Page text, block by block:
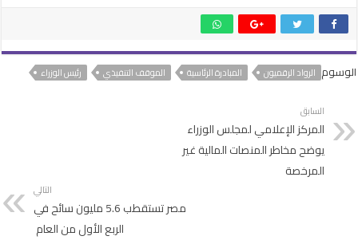
الوسوم الرواد الرقميون المبادرة الرئاسية الموقف التنفيذي رئيس الوزراء
السابق
المركز الإعلامي لمجلس الوزراء
يوضح مخاطر المنصات المالية غير
المرخصة
التالي
مصر تستقطب 5.6 مليون سائح في
الربع الأول من العام